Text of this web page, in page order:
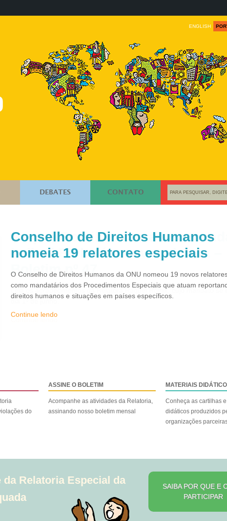
ENGLISH
DEBATES CONTATO
Conselho de Direitos Humanos
nomeia 19 relatores especiais
O Conselho de Direitos Humanos da ONU nomeou 19 novos
como mandatários dos Procedimentos Especiais que atuam
direitos humanos e situações em países específicos.
Continue lendo
do
ASSINE O BOLETIM
Acompanhe as atividades da Relatoria,
assinando nosso boletim mensal
MATERIAIS
Conheça as cartilhas
didáticos produzidos
organizações
Relatoria Especial da
SAIBA POR QUE E
PARTICIPAR